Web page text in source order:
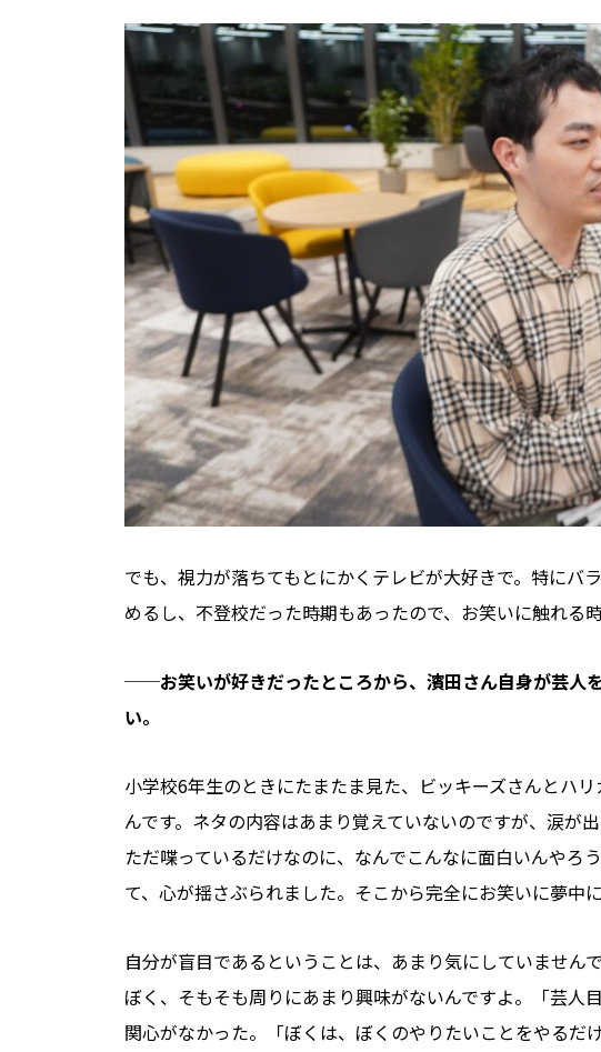
でも、視力が落ちてもとにかくテレビが大好きで。特にバ
めるし、不登校だった時期もあったので、お笑いに触れる
──お笑いが好きだったところから、濱田さん自身が芸人
い。
小学校6年生のときにたまたま見た、ビッキーズさんとハ
んです。ネタの内容はあまり覚えていないのですが、涙が
ただ喋っているだけなのに、なんでこんなに面白いんやろ
て、心が揺さぶられました。そこから完全にお笑いに夢中
自分が盲目であるということは、あまり気にしていませんで
ぼく、そもそも周りにあまり興味がないんですよ。「芸人
関心がなかった。「ぼくは、ぼくのやりたいことをやるだ